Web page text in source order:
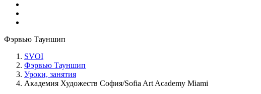
Фэрвью Тауншип
SVOI
Фэрвью Тауншип
Уроки, занятия
Академия Художеств София/Sofia Art Academy Miami